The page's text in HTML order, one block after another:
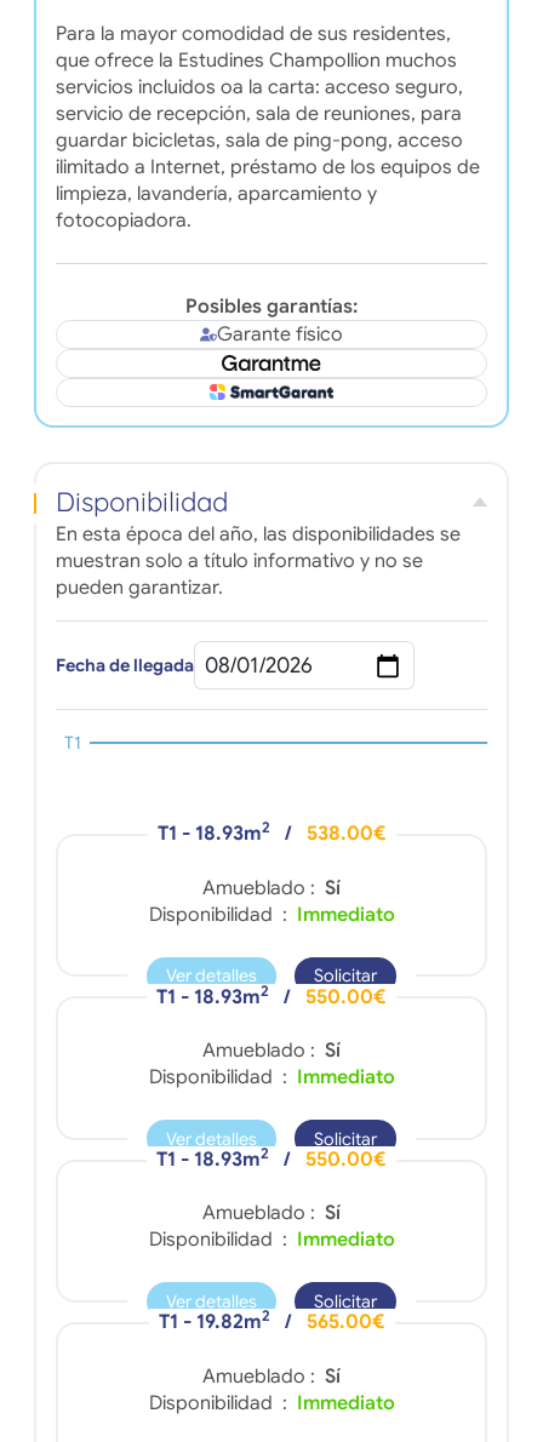
Para la mayor comodidad de sus residentes,
que ofrece la Estudines Champollion muchos
servicios incluidos oa la carta: acceso seguro,
servicio de recepción, sala de reuniones, para
guardar bicicletas, sala de ping-pong, acceso
ilimitado a Internet, préstamo de los equipos de
limpieza, lavandería, aparcamiento y
fotocopiadora.
Posibles garantías:
Garante físico
Disponibilidad
En esta época del año, las disponibilidades se
muestran solo a título informativo y no se
pueden garantizar.
Fecha de llegada
T1
T1 - 18.93m2 / 538.00€
Amueblado : Sí
Disponibilidad : Immediato
Ver detalles Solicitar
T1 - 18.93m2 / 550.00€
Amueblado : Sí
Disponibilidad : Immediato
Ver detalles Solicitar
T1 - 18.93m2 / 550.00€
Amueblado : Sí
Disponibilidad : Immediato
Ver detalles Solicitar
T1 - 19.82m2 / 565.00€
Amueblado : Sí
Disponibilidad : Immediato